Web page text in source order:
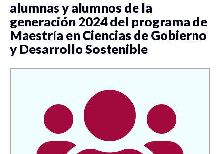
alumnas y alumnos de la
generación 2024 del programa de
Maestría en Ciencias de Gobierno
y Desarrollo Sostenible